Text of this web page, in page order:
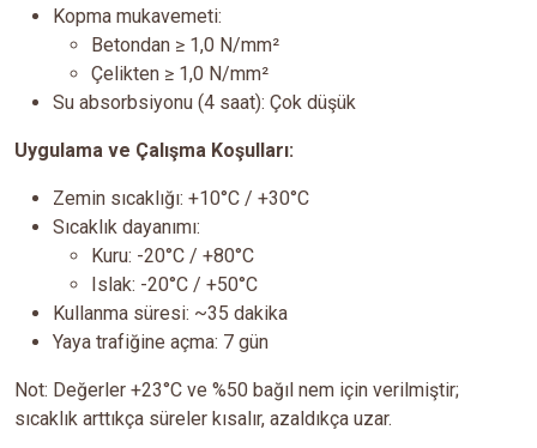
Kopma mukavemeti:
Betondan ≥ 1,0 N/mm²
Çelikten ≥ 1,0 N/mm²
Su absorbsiyonu (4 saat): Çok düşük
Uygulama ve Çalışma Koşulları:
Zemin sıcaklığı: +10°C / +30°C
Sıcaklık dayanımı:
Kuru: -20°C / +80°C
Islak: -20°C / +50°C
Kullanma süresi: ~35 dakika
Yaya trafiğine açma: 7 gün
Not: Değerler +23°C ve %50 bağıl nem için verilmiştir;
sıcaklık arttıkça süreler kısalır, azaldıkça uzar.